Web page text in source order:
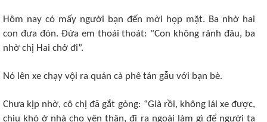
Hôm nay có mấy người bạn đến mời họp mặt. Ba nhờ hai
con đưa đón. Đứa em thoái thoát: "Con không rảnh đâu, ba
nhờ chị Hai chở đi”.
Nó lên xe chạy vội ra quán cà phê tán gẫu với bạn bè.
Chưa kịp nhờ, cô chị đã gắt gỏng: “Già rồi, không lái xe được,
chịu khó ở nhà cho yên thân, đi ra ngoài làm gì để người ta